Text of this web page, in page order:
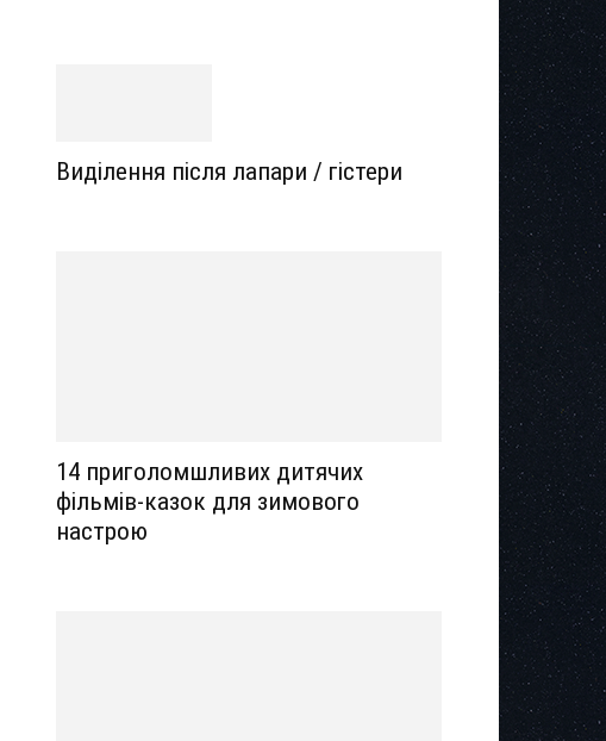
Виділення після лапари / гістери
14 приголомшливих дитячих
фільмів-казок для зимового
настрою